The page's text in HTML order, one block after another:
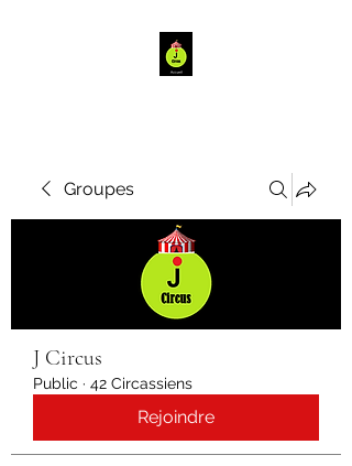
Groupes
J Circus
Public · 42 Circassiens
Rejoindre